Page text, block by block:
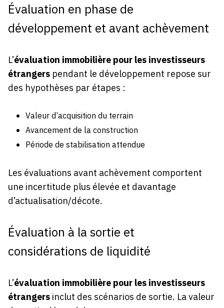
Évaluation en phase de
développement et avant achèvement
L’évaluation immobilière pour les investisseurs
étrangers pendant le développement repose sur
des hypothèses par étapes :
Valeur d’acquisition du terrain
Avancement de la construction
Période de stabilisation attendue
Les évaluations avant achèvement comportent
une incertitude plus élevée et davantage
d’actualisation/décote.
Évaluation à la sortie et
considérations de liquidité
L’évaluation immobilière pour les investisseurs
étrangersinclut des scénarios de sortie. La valeur